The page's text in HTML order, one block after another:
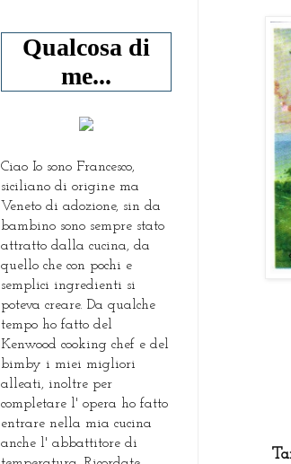
Qualcosa di
me...
Ciao Io sono Francesco,
siciliano di origine ma
Veneto di adozione, sin da
bambino sono sempre stato
attratto dalla cucina, da
quello che con pochi e
semplici ingredienti si
poteva creare. Da qualche
tempo ho fatto del
Kenwood cooking chef e del
bimby i miei migliori
alleati, inoltre per
completare l' opera ho fatto
entrare nella mia cucina
anche l' abbattitore di